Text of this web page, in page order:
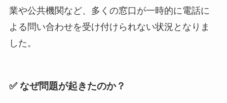
業や公共機関など、多くの窓口が一時的に電話に
よる問い合わせを受け付けられない状況となりま
した。
✅ なぜ問題が起きたのか？